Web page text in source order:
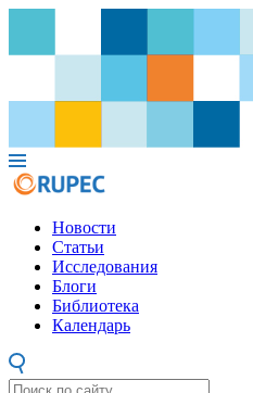
Новости
Статьи
Исследования
Блоги
Библиотека
Календарь